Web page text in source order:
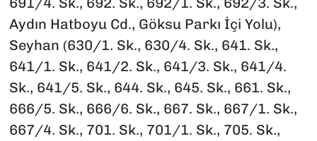
Aydın Hatboyu Cd., Göksu Parkı İçi Yolu),
Seyhan (630/1. Sk., 630/4. Sk., 641. Sk.,
641/1. Sk., 641/2. Sk., 641/3. Sk., 641/4.
Sk., 641/5. Sk., 644. Sk., 645. Sk., 661. Sk.,
666/5. Sk., 666/6. Sk., 667. Sk., 667/1. Sk.,
667/4. Sk., 701. Sk., 701/1. Sk., 705. Sk.,